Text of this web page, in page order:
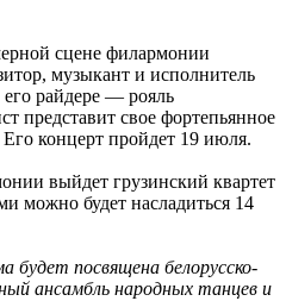
сцене филармонии
музыкант и исполнитель
райдере — рояль
представит свое фортепьянное
концерт пройдет 19 июля.
выйдет грузинский квартет
можно будет насладиться 14
будет посвящена белорусско-
ансамбль народных танцев и